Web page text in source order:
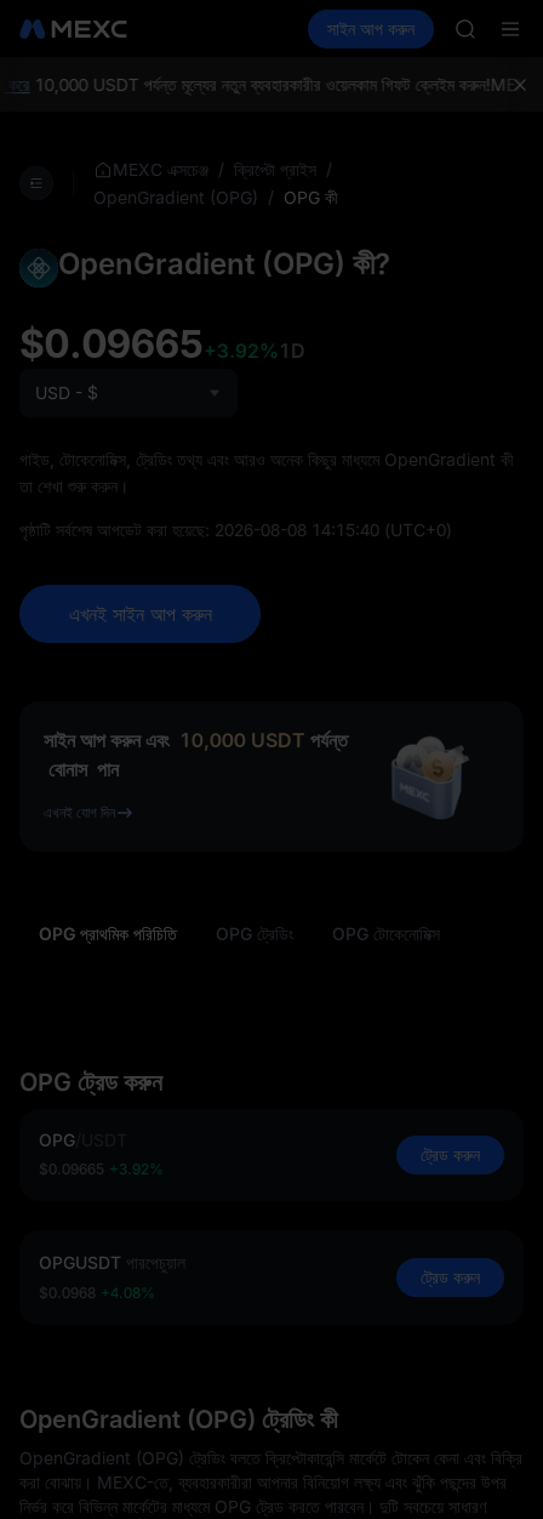
স্পট ফিউচার SPCX আয় করুন
সাইন আপ করুন
AAOI
10,000 USDT পর্যন্ত মূল্যের নতুন ব্যবহারকারীর ওয়েলকাম গিফট ক্লেইম করুন!MEXC
MEXC এক্সচেঞ্জ / ক্রিপ্টো প্রাইস /
OpenGradient (OPG)
/ OPG কী
OpenGradient (OPG) কী?
$0.09665+3.92% 1D
USD - $
গাইড, টোকেনোমিক্স, ট্রেডিং তথ্য এবং আরও অনেক কিছুর মাধ্যমে OpenGradient কী
তা শেখা শুরু করুন।
পৃষ্ঠাটি সর্বশেষ আপডেট করা হয়েছে: 2026-08-08 14:15:40 (UTC+0)
এখনই সাইন আপ করুন
সাইন আপ করুন এবং 10,000 USDT পর্যন্ত
বোনাস পান
এখনই যোগ দিন
OPG প্রাথমিক পরিচিতি OPG ট্রেডিং OPG টোকেনোমিক্স
OPG ট্রেড করুন
OPG
$0.09665 +3.92%
ট্রেড করুন
OPGUSDT পারপেচুয়াল
$0.0968 +4.08%
ট্রেড করুন
OpenGradient (OPG) ট্রেডিং কী
OpenGradient (OPG) ট্রেডিং বলতে ক্রিপ্টোকারেন্সি মার্কেটে টোকেন কেনা এবং বিক্রি
করা বোঝায়। MEXC-তে, ব্যবহারকারীরা আপনার বিনিয়োগ লক্ষ্য এবং ঝুঁকি পছন্দের উপর
নির্ভর করে বিভিন্ন মার্কেটের মাধ্যমে OPG ট্রেড করতে পারবেন। দুটি সবচেয়ে সাধারণ